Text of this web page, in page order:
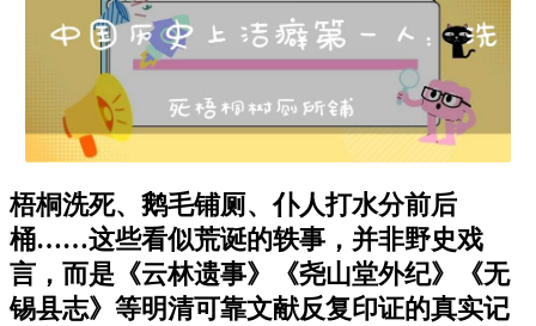
梧桐洗死、鹅毛铺厕、仆人打水分前后
桶……这些看似荒诞的轶事，并非野史戏
言，而是《云林遗事》《尧山堂外纪》《无
锡县志》等明清可靠文献反复印证的真实记